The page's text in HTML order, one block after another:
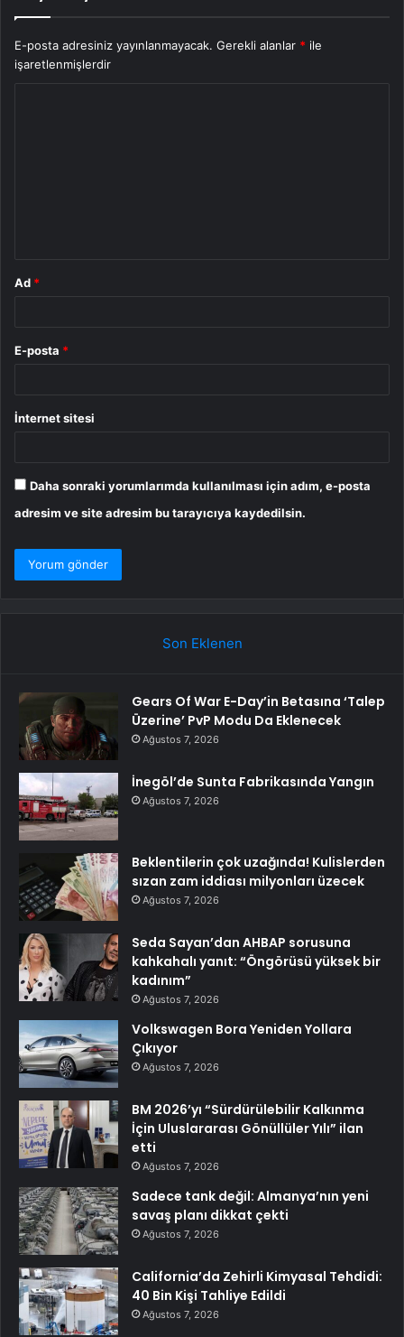
E-posta adresiniz yayınlanmayacak. Gerekli alanlar * ile
işaretlenmişlerdir
Ad *
E-posta *
İnternet sitesi
Daha sonraki yorumlarımda kullanılması için adım, e-posta
adresim ve site adresim bu tarayıcıya kaydedilsin.
Son Eklenen
Gears Of War E-Day’in Betasına ‘Talep
Üzerine’ PvP Modu Da Eklenecek
Ağustos 7, 2026
İnegöl’de Sunta Fabrikasında Yangın
Ağustos 7, 2026
Beklentilerin çok uzağında! Kulislerden
sızan zam iddiası milyonları üzecek
Ağustos 7, 2026
Seda Sayan’dan AHBAP sorusuna
kahkahalı yanıt: “Öngörüsü yüksek bir
kadınım”
Ağustos 7, 2026
Volkswagen Bora Yeniden Yollara
Çıkıyor
Ağustos 7, 2026
BM 2026’yı “Sürdürülebilir Kalkınma
İçin Uluslararası Gönüllüler Yılı” ilan
etti
Ağustos 7, 2026
Sadece tank değil: Almanya’nın yeni
savaş planı dikkat çekti
Ağustos 7, 2026
California’da Zehirli Kimyasal Tehdidi:
40 Bin Kişi Tahliye Edildi
Ağustos 7, 2026